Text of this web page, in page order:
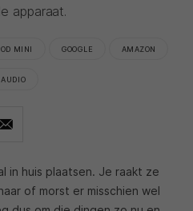
apparaat.
MINI GOOGLE AMAZON
AUDIO
in huis plaatsen. Je raakt ze
of morst er misschien wel